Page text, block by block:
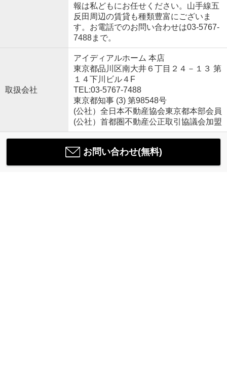
報は私どもにお任せください。山手線五
反田周辺の賃貸も種類豊富にございま
す。お電話でのお問い合わせは03-5767-
7488まで。
取扱会社
アイディアルホーム 本店
東京都品川区南大井６丁目２４－１３ 第
１４下川ビル４F
TEL:03-5767-7488
東京都知事 (3) 第98548号
(公社）全日本不動産協会東京都本部会員
(公社）首都圏不動産公正取引協議会加盟
お問い合わせ(無料)